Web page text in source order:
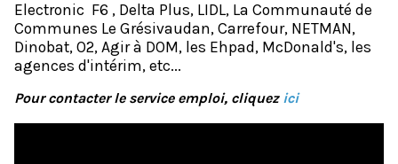
Electronic F6 , Delta Plus, LIDL, La Communauté de
Communes Le Grésivaudan, Carrefour, NETMAN,
Dinobat, O2, Agir à DOM, les Ehpad, McDonald's, les
agences d'intérim, etc...
Pour contacter le service emploi, cliquezici